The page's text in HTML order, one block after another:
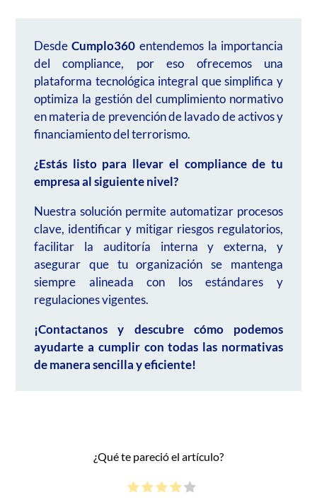
DesdeCumplo360 entendemos la importancia
del compliance, por eso ofrecemos una
plataforma tecnológica integral que simplifica y
optimiza la gestión del cumplimiento normativo
en materia de prevención de lavado de activos y
financiamiento del terrorismo.
¿Estás listo para llevar el compliance de tu
empresa al siguiente nivel?
Nuestra solución permite automatizar procesos
clave, identificar y mitigar riesgos regulatorios,
facilitar la auditoría interna y externa, y
asegurar que tu organización se mantenga
siempre alineada con los estándares y
regulaciones vigentes.
¡Contactanos y descubre cómo podemos
ayudarte a cumplir con todas las normativas
de manera sencilla y eficiente!
¿Qué te pareció el artículo?